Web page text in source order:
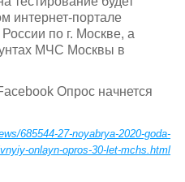
интернет-портале
по г. Москве, а
МЧС Москвы в
Опрос начнется
685544-27-noyabrya-2020-goda-
onlayn-opros-30-let-mchs.html